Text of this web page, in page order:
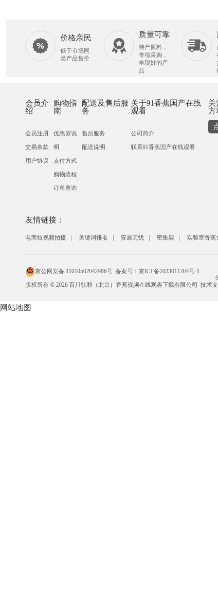
价格亲民
低于市场同
类产品售价
质量可靠
特产原料，
专项采购，
呈现好的产
品
会员介
绍
会员注册
交易条款
用户协议
购物指
南
优惠券说
明
支付方式
购物流程
订单查询
配送及售后服
务
售后服务
配送说明
关于91香蕉国产在线
观看
公司简介
联系91香蕉国产在线观看
关
方
友情链接：
电商短视频拍摄 关键词排名 安居无忧 密集架 实验室香蕉
京公网安备 11010502042986号 备案号：京ICP备2023011204号-1
版权所有 © 2026 百川弘和（北京）香蕉视频在线观看下载有限公司 技术
网站地图